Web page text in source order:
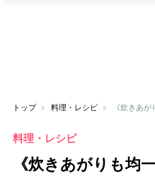
トップ 料理・レシピ
料理・レシピ
《炊きあがりも均